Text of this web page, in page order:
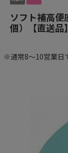
ソフト補高
個）【直送品】
※通常8～10営業日